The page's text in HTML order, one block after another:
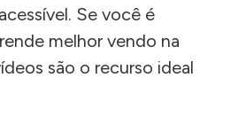
Se você é
melhor vendo na
são o recurso ideal